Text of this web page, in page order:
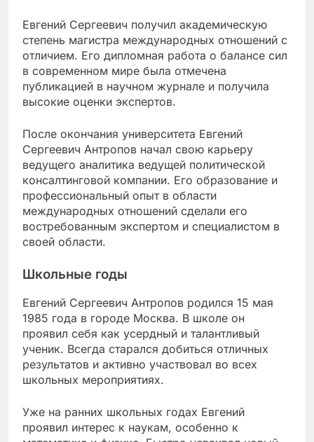
Евгений Сергеевич получил академическую
степень магистра международных отношений с
отличием. Его дипломная работа о балансе сил
в современном мире была отмечена
публикацией в научном журнале и получила
высокие оценки экспертов.
После окончания университета Евгений
Сергеевич Антропов начал свою карьеру
ведущего аналитика ведущей политической
консалтинговой компании. Его образование и
профессиональный опыт в области
международных отношений сделали его
востребованным экспертом и специалистом в
своей области.
Школьные годы
Евгений Сергеевич Антропов родился 15 мая
1985 года в городе Москва. В школе он
проявил себя как усердный и талантливый
ученик. Всегда старался добиться отличных
результатов и активно участвовал во всех
школьных мероприятиях.
Уже на ранних школьных годах Евгений
проявил интерес к наукам, особенно к